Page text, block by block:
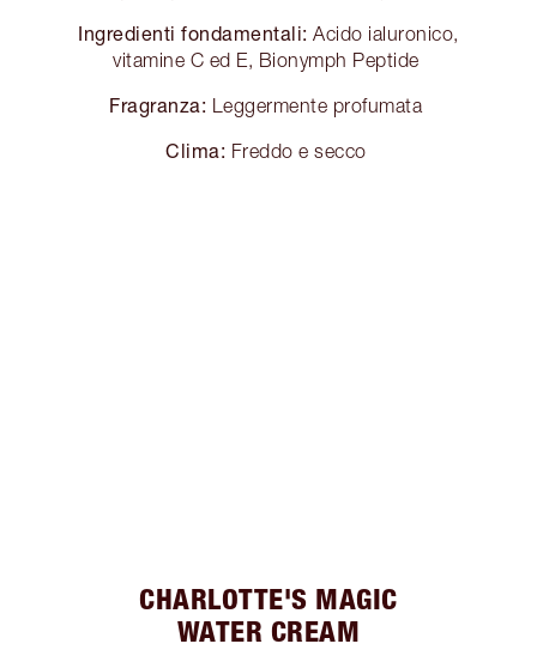
Ingredienti fondamentali: Acido ialuronico,
vitamine C ed E, Bionymph Peptide
Fragranza: Leggermente profumata
Clima: Freddo e secco
CHARLOTTE'S MAGIC
WATER CREAM